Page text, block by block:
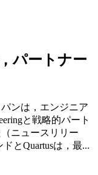
パートナー
ンは，エンジニア
と戦略的パート
ニュースリリー
とQuartusは，最...